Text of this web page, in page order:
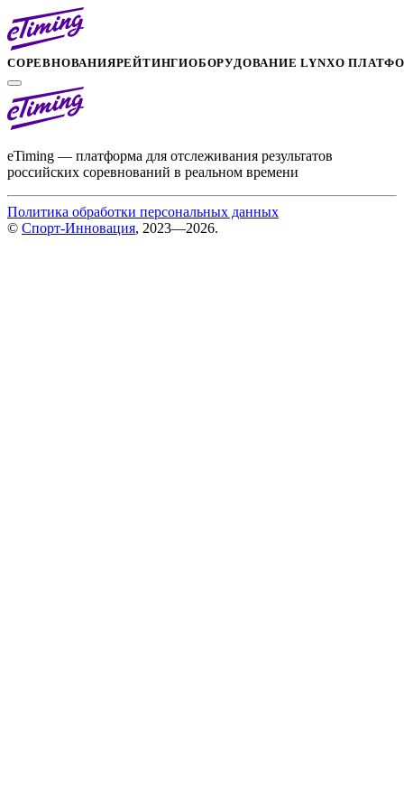
СОРЕВНОВАНИЯРЕЙТИНГИОБОРУДОВАНИЕ LYNXО
eTiming — платформа для отслеживания результатов
российских соревнований в реальном времени
Политика обработки персональных данных
© Спорт-Инновация, 2023—2026.